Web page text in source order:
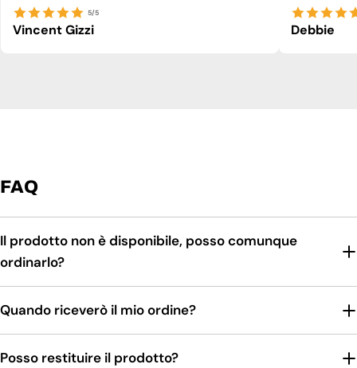
5/5
Vincent Gizzi Debbie
FAQ
Il prodotto non è disponibile, posso comunque
ordinarlo?
Quando riceverò il mio ordine?
Posso restituire il prodotto?